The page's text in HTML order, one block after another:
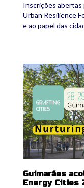
Inscrições abertas
Urban Resilience
e ao papel das
en_af-2026-
Guimarães
Energy Cities